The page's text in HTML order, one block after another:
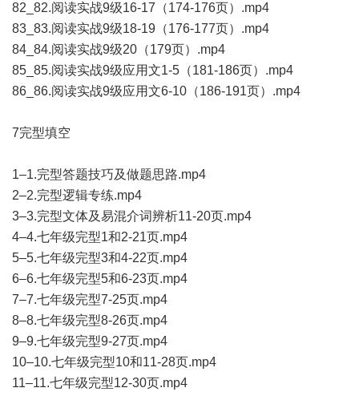
82_82.阅读实战9级16-17（174-176页）.mp4
83_83.阅读实战9级18-19（176-177页）.mp4
84_84.阅读实战9级20（179页）.mp4
85_85.阅读实战9级应用文1-5（181-186页）.mp4
86_86.阅读实战9级应用文6-10（186-191页）.mp4
7完型填空
1–1.完型答题技巧及做题思路.mp4
2–2.完型逻辑专练.mp4
3–3.完型文体及易混介词辨析11-20页.mp4
4–4.七年级完型1和2-21页.mp4
5–5.七年级完型3和4-22页.mp4
6–6.七年级完型5和6-23页.mp4
7–7.七年级完型7-25页.mp4
8–8.七年级完型8-26页.mp4
9–9.七年级完型9-27页.mp4
10–10.七年级完型10和11-28页.mp4
11–11.七年级完型12-30页.mp4